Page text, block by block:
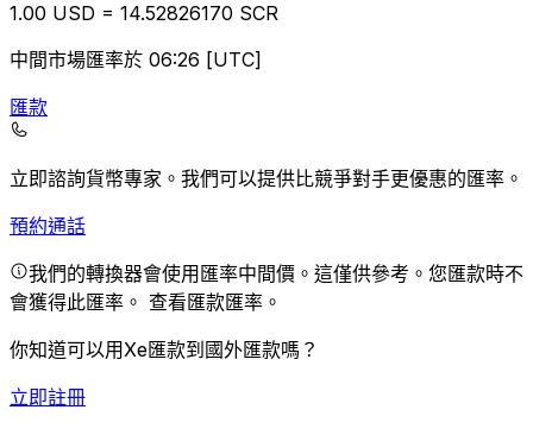
1.00 USD = 14.52826170 SCR
中間市場匯率於 06:26 [UTC]
匯款
立即諮詢貨幣專家。 我們可以提供比競爭對手更優惠的匯率。
預約通話
我們的轉換器會使用匯率中間價。這僅供參考。您匯款時不
會獲得此匯率。 查看匯款匯率。
你知道可以用Xe匯款到國外匯款嗎？
立即註冊